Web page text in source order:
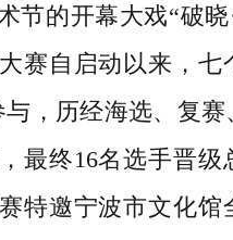
节的开幕大戏“破晓
赛自启动以来，七
与，历经海选、复赛
最终16名选手晋级
特邀宁波市文化馆